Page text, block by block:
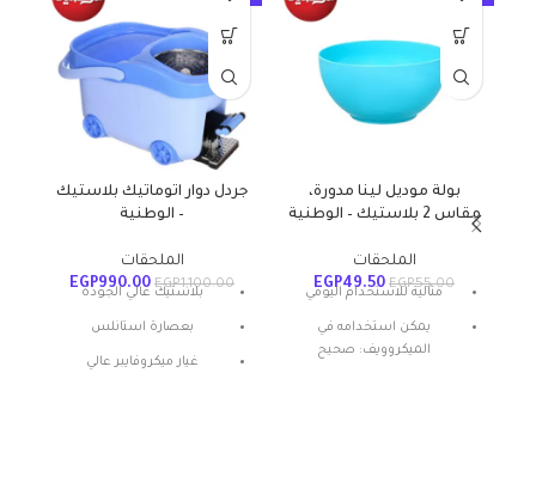
بولة موديل لينا مدورة،
مقاس 2 بلاستيك – الوطنية
الملحقات
EGP55.00
EGP49.50
مثالية للاستخدام اليومي
يمكن استخدامه في
الميكروويف: صحيح
جردل دوار اتوماتيك بلاستيك
– الوطنية
الملحقات
EGP1,100.00
EGP990.00
بلاستيك عالي الجودة
بعصارة استانلس
غيار ميكروفايبر عالي